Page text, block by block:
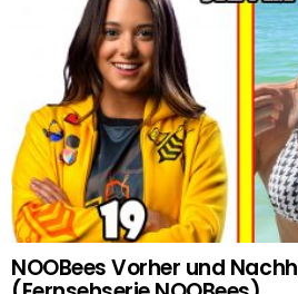
NOOBees Vorher und